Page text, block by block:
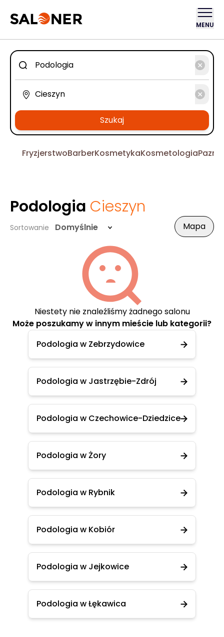
MENU
Szukaj
FryzjerstwoBarberKosmetykaKosmetologia
Podologia Cieszyn
Sortowanie Domyślnie Mapa
Niestety nie znaleźliśmy żadnego salonu
Może poszukamy w innym mieście lub kategorii?
Podologia w Zebrzydowice
Podologia w Jastrzębie-Zdrój
Podologia w Czechowice-Dziedzice
Podologia w Żory
Podologia w Rybnik
Podologia w Kobiór
Podologia w Jejkowice
Podologia w Łękawica